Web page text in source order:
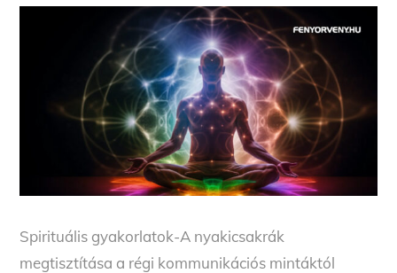
Spirituális gyakorlatok-A nyakicsakrák
megtisztítása a régi kommunikációs mintáktól